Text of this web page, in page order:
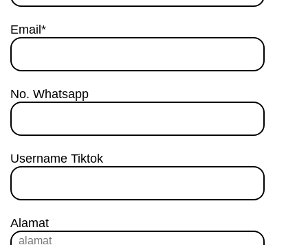
Email*
No. Whatsapp
Username Tiktok
Alamat